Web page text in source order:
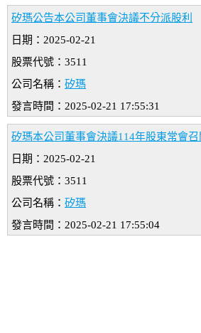
矽瑪公告本公司董事會決議不分派股利
日期：2025-02-21
股票代號：3511
公司名稱： 矽瑪
發言時間：2025-02-21 17:55:31
矽瑪本公司董事會決議114年股東常會
日期：2025-02-21
股票代號：3511
公司名稱： 矽瑪
發言時間：2025-02-21 17:55:04